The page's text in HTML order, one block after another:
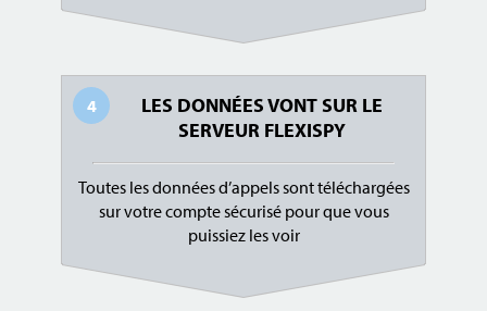
4
LES DONNÉES VONT SUR LE
SERVEUR FLEXISPY
Toutes les données d’appels sont téléchargées
sur votre compte sécurisé pour que vous
puissiez les voir